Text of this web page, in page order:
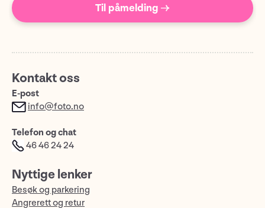
Til påmelding →
Kontakt oss
E-post
info@foto.no
Telefon og chat
46 46 24 24
Nyttige lenker
Besøk og parkering
Angrerett og retur